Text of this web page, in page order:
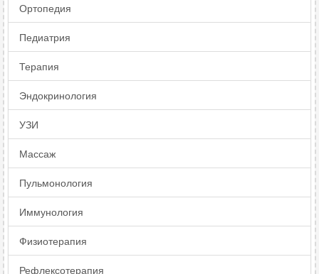
Ортопедия
Педиатрия
Терапия
Эндокринология
УЗИ
Массаж
Пульмонология
Иммунология
Физиотерапия
Рефлексотерапия